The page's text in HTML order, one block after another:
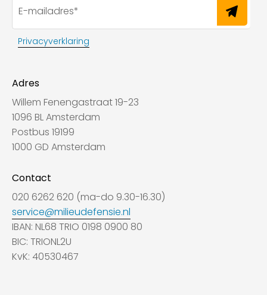
Adres
Willem Fenengastraat 19-23
1096 BL Amsterdam
Postbus 19199
1000 GD Amsterdam
Contact
020 6262 620 (ma-do 9.30-16.30)
service@milieudefensie.nl
IBAN: NL68 TRIO 0198 0900 80
BIC: TRIONL2U
KvK: 40530467
Privacyverklaring